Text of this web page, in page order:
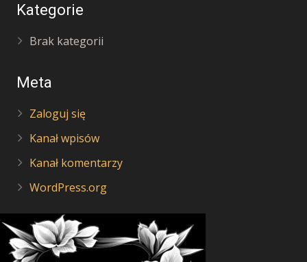
Kategorie
Brak kategorii
Meta
Zaloguj się
Kanał wpisów
Kanał komentarzy
WordPress.org